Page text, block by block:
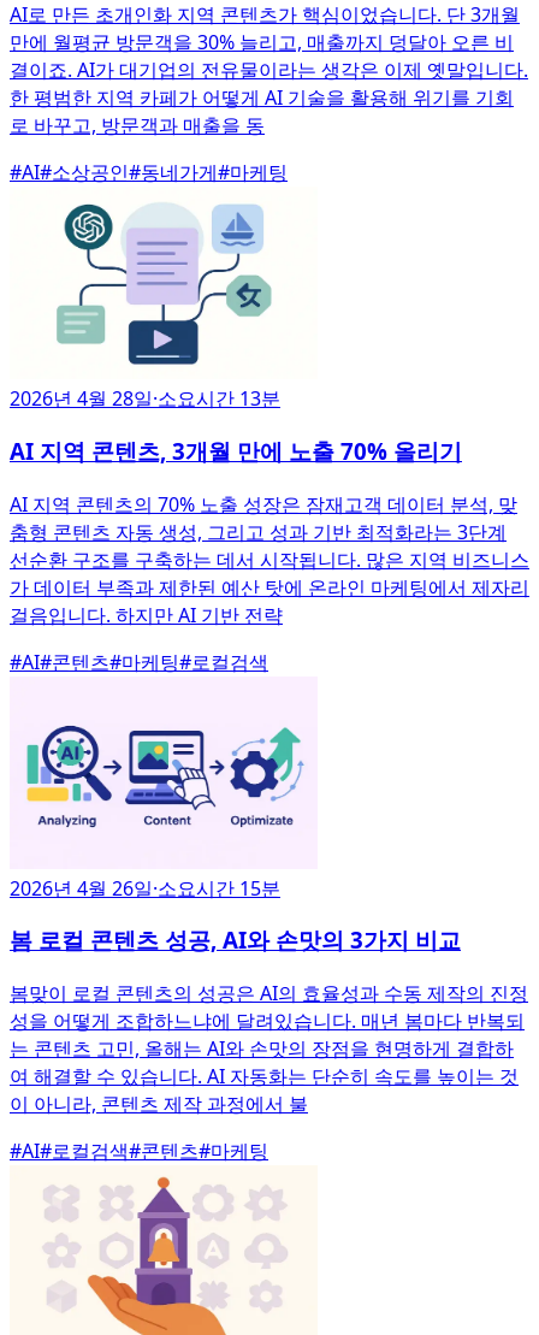
AI로 만든 초개인화 지역 콘텐츠가 핵심이었습니다. 단 3개월
만에 월평균 방문객을 30% 늘리고, 매출까지 덩달아 오른 비
결이죠. AI가 대기업의 전유물이라는 생각은 이제 옛말입니다.
한 평범한 지역 카페가 어떻게 AI 기술을 활용해 위기를 기회
로 바꾸고, 방문객과 매출을 동
#AI#소상공인#동네가게#마케팅
2026년 4월 28일·소요시간 13분
AI 지역 콘텐츠, 3개월 만에 노출 70% 올리기
AI 지역 콘텐츠의 70% 노출 성장은 잠재고객 데이터 분석, 맞
춤형 콘텐츠 자동 생성, 그리고 성과 기반 최적화라는 3단계
선순환 구조를 구축하는 데서 시작됩니다. 많은 지역 비즈니스
가 데이터 부족과 제한된 예산 탓에 온라인 마케팅에서 제자리
걸음입니다. 하지만 AI 기반 전략
#AI#콘텐츠#마케팅#로컬검색
2026년 4월 26일·소요시간 15분
봄 로컬 콘텐츠 성공, AI와 손맛의 3가지 비교
봄맞이 로컬 콘텐츠의 성공은 AI의 효율성과 수동 제작의 진정
성을 어떻게 조합하느냐에 달려있습니다. 매년 봄마다 반복되
는 콘텐츠 고민, 올해는 AI와 손맛의 장점을 현명하게 결합하
여 해결할 수 있습니다. AI 자동화는 단순히 속도를 높이는 것
이 아니라, 콘텐츠 제작 과정에서 불
#AI#로컬검색#콘텐츠#마케팅